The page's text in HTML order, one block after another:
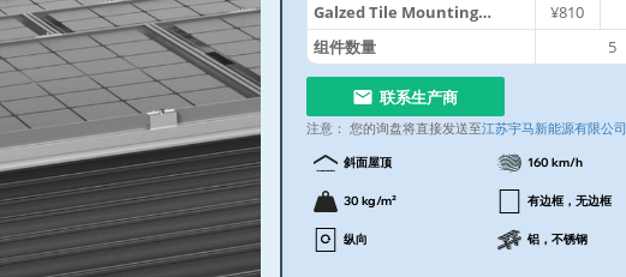
Galzed Tile Mounting
System
¥810
组件数量
5
联系生产商
注意： 您的询盘将直接发送至江苏宇马新能源有限公司
斜面屋顶 160 km/h
30 kg/m² 有边框，无边框
纵向 铝，不锈钢